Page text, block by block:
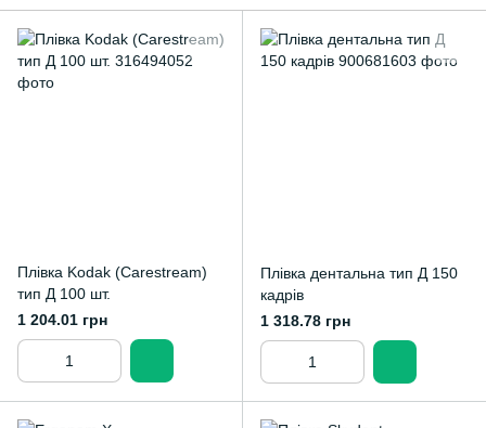
Плівка Kodak (Carestream)
тип Д 100 шт.
1 204.01 грн
Плівка дентальна тип Д 150
кадрів
1 318.78 грн